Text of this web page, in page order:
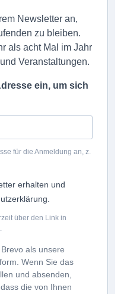
Newsletter an,
zu bleiben.
als acht Mal im Jahr
Veranstaltungen.
ein, um sich
für die Anmeldung an, z.
erhalten und
über den Link in
als unsere
Wenn Sie das
und absenden,
die von Ihnen